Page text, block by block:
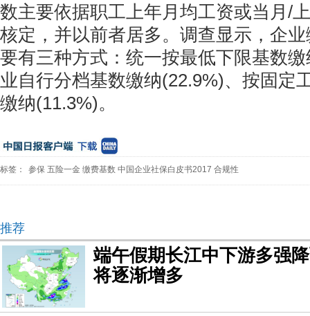
数主要依据职工上年月均工资或当月/
核定，并以前者居多。调查显示，企
要有三种方式：统一按最低下限基数
业自行分档基数缴纳(22.9%)、按固定
缴纳(11.3%)。
标签： 参保 五险一金 缴费基数 中国企业社保白皮书2017 合规性
推荐
端午假期长江中下游多强
将逐渐增多